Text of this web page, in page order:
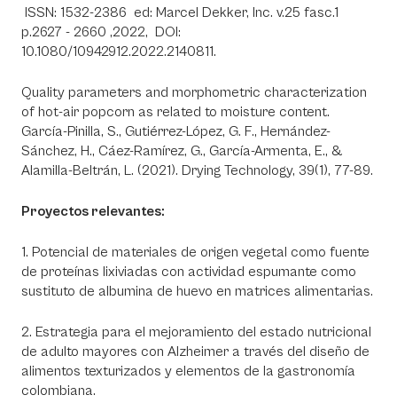
ISSN: 1532-2386 ed: Marcel Dekker, Inc. v.25 fasc.1
p.2627 - 2660 ,2022, DOI:
10.1080/10942912.2022.2140811.
Quality parameters and morphometric characterization
of hot-air popcorn as related to moisture content.
García-Pinilla, S., Gutiérrez-López, G. F., Hernández-
Sánchez, H., Cáez-Ramírez, G., García-Armenta, E., &
Alamilla-Beltrán, L. (2021). Drying Technology, 39(1), 77-89.
Proyectos relevantes:
1. Potencial de materiales de origen vegetal como fuente
de proteínas lixiviadas con actividad espumante como
sustituto de albumina de huevo en matrices alimentarias.
2. Estrategia para el mejoramiento del estado nutricional
de adulto mayores con Alzheimer a través del diseño de
alimentos texturizados y elementos de la gastronomía
colombiana.